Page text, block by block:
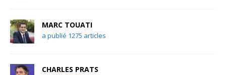
MARC TOUATI
a publié 1275 articles
CHARLES PRATS